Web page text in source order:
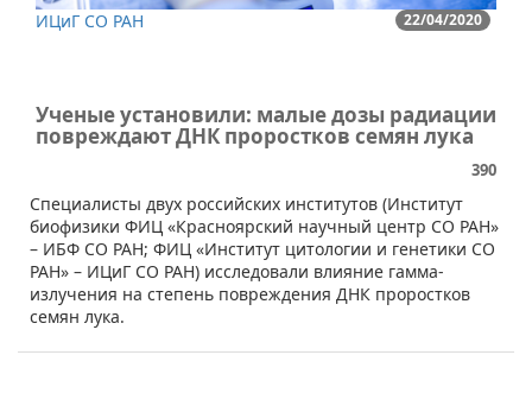
22/04/2020
ИЦиГ СО РАН
Ученые установили: малые дозы радиации
повреждают ДНК проростков семян лука
390
​​Специалисты двух российских институтов (Институт
биофизики ФИЦ «Красноярский научный центр СО РАН»
– ИБФ СО РАН; ФИЦ «Институт цитологии и генетики СО
РАН» – ИЦиГ СО РАН) исследовали влияние гамма-
излучения на степень повреждения ДНК проростков
семян лука.